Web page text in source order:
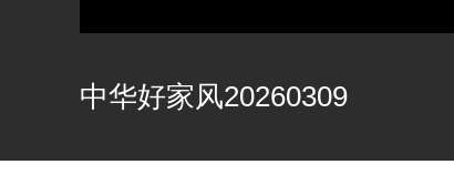
中华好家风20260309